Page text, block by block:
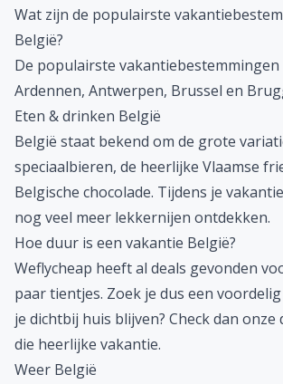
Wat zijn de populairste
België?
De populairste vakantiebestemmingen
Ardennen, Antwerpen, Brussel en
Eten & drinken België
België staat bekend om de grote
speciaalbieren, de heerlijke Vlaamse
Belgische chocolade. Tijdens je
nog veel meer lekkernijen ontdekken.
Hoe duur is een vakantie België?
Weflycheap heeft al deals gevonden
paar tientjes. Zoek je dus een
je dichtbij huis blijven? Check dan onze
die heerlijke vakantie.
Weer België